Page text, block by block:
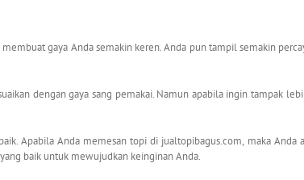
gaya Anda semakin keren. Anda pun tampil semakin
dengan gaya sang pemakai. Namun apabila ingin tampak
Apabila Anda memesan topi di jualtopibagus.com, maka Anda
baik untuk mewujudkan keinginan Anda.